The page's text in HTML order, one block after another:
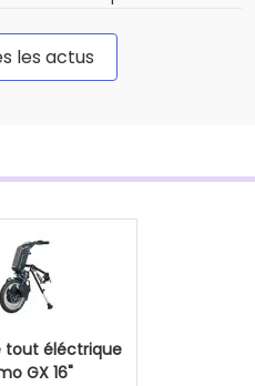
les actus
tout éléctrique
GX 16"